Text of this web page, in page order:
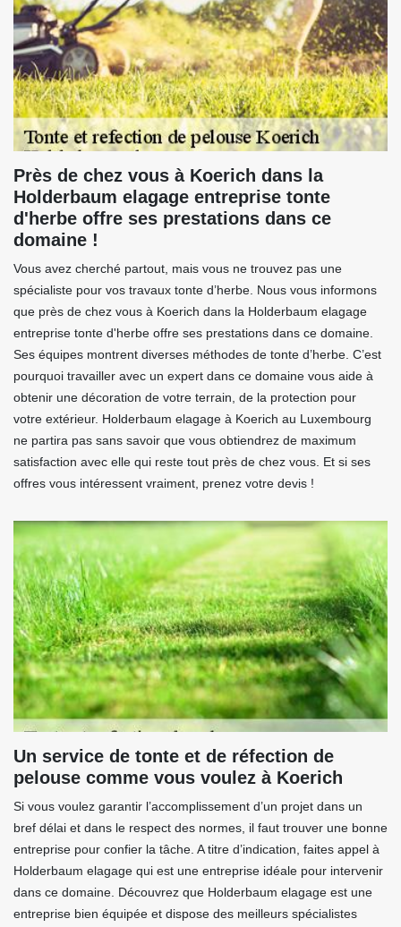
Près de chez vous à Koerich dans la
Holderbaum elagage entreprise tonte
d'herbe offre ses prestations dans ce
domaine !
Vous avez cherché partout, mais vous ne trouvez pas une
spécialiste pour vos travaux tonte d’herbe. Nous vous informons
que près de chez vous à Koerich dans la Holderbaum elagage
entreprise tonte d'herbe offre ses prestations dans ce domaine.
Ses équipes montrent diverses méthodes de tonte d’herbe. C’est
pourquoi travailler avec un expert dans ce domaine vous aide à
obtenir une décoration de votre terrain, de la protection pour
votre extérieur. Holderbaum elagage à Koerich au Luxembourg
ne partira pas sans savoir que vous obtiendrez de maximum
satisfaction avec elle qui reste tout près de chez vous. Et si ses
offres vous intéressent vraiment, prenez votre devis !
Un service de tonte et de réfection de
pelouse comme vous voulez à Koerich
Si vous voulez garantir l’accomplissement d’un projet dans un
bref délai et dans le respect des normes, il faut trouver une bonne
entreprise pour confier la tâche. A titre d’indication, faites appel à
Holderbaum elagage qui est une entreprise idéale pour intervenir
dans ce domaine. Découvrez que Holderbaum elagage est une
entreprise bien équipée et dispose des meilleurs spécialistes